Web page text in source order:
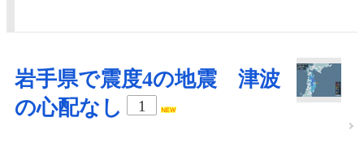
岩手県で震度4の地震 津波
の心配なし
1